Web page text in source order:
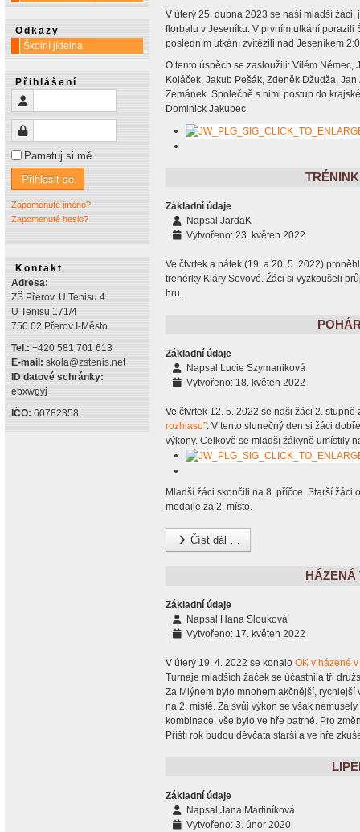
Odkazy
Školní jídelna
Přihlášení
Heslo
Pamatuj si mě
Přihlásit se
Zapomenuté jméno?
Zapomenuté heslo?
Kontakt
Adresa:
ZŠ Přerov, U Tenisu 4
U Tenisu 171/4
750 02 Přerov I-Město
Tel.: +420 581 701 613
E-mail: skola@zstenis.net
ID datové schránky:
ebxwgyj
IČO: 60782358
V úterý 25. dubna 2023 se naši mladší
florbalu v Jeseníku. V prvním utkání porazili
posledním utkání zvítězili nad Jeseníkem
O tento úspěch se zasloužili: Vilém Němec,
Koláček, Jakub Pešák, Zdeněk Džudža,
Zemánek. Společně s nimi postup do
Dominick Jakubec.
Základní údaje
Napsal JardaK
Vytvořeno: 23. květen 2022
Ve čtvrtek a pátek (19. a 20. 5. 2022)
trenérky Kláry Sovové. Žáci si vyzkoušeli
hru.
Základní údaje
Napsal Lucie Szymaniková
Vytvořeno: 18. květen 2022
Ve čtvrtek 12. 5. 2022 se naši žáci 2.
rozhlasu”. V tento slunečný den si žáci
výkony. Celkově se mladší žákyně umístily
Mladší žáci skončili na 8. příčce. Starší
medaile za 2. místo.
Číst dál …
HÁZENÁ
Základní údaje
Napsal Hana Slouková
Vytvořeno: 17. květen 2022
V úterý 19. 4. 2022 se konalo OK v házené
Turnaje mladších žaček se účastnila tři
Za Mlýnem bylo mnohem akčnější,
na 2. místě. Za svůj výkon se však
kombinace, vše bylo ve hře patrné. Pro
Příští rok budou děvčata starší a ve hře
Základní údaje
Napsal Jana Martiníková
Vytvořeno: 3. únor 2020